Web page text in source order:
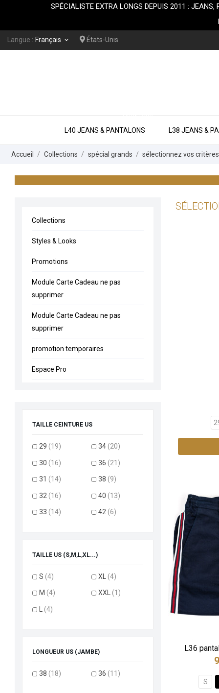
SPÉCIALISTE EXTRA LONGS DEPUIS 2011 :
Langue : Français keyboard_arrow_down États-Unis
L40 JEANS & PANTALONS L38 JEANS &
Accueil Collections spécial grands sélectionnez vos critères
Collections
Styles & Looks
Promotions
Module Carte Cadeau ne pas
supprimer
Module Carte Cadeau ne pas
supprimer
promotion temporaires
Espace Pro
TAILLE CEINTURE US
29 (19)
30 (16)
31 (14)
32 (16)
33 (14)
34(20)
36 (21)
38 (9)
40 (13)
42(6)
TAILLE US (S,M,L,XL...)
S (4)
M (4)
(4)
XL (4)
XXL(1)
LONGUEUR US (JAMBE)
38 (18) 36 (11)
L36
S